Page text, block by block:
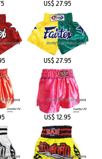
US$ 27.95
US$ 27.95
US$ 12.95